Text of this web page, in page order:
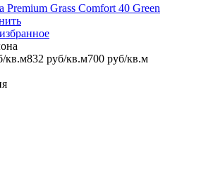
Premium Grass Comfort 40 Green
кв.м832 руб/кв.м700 руб/кв.м